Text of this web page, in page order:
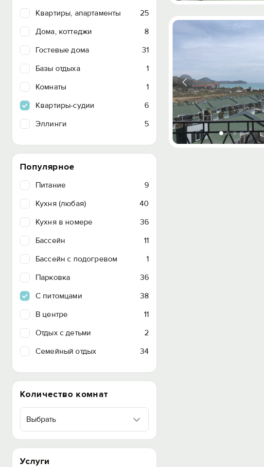
Квартиры, апартаменты
25
Дома, коттеджи
8
Гостевые дома
31
Базы отдыха
1
Комнаты
1
Квартиры-судии
6
Эллинги
5
Популярное
Питание
9
Кухня (любая)
40
Кухня в номере
36
Бассейн
11
Бассейн с подогревом
1
Парковка
36
C питомцами
38
В центре
11
Отдых с детьми
2
Семейный отдых
34
Количество комнат
Выбрать
Услуги